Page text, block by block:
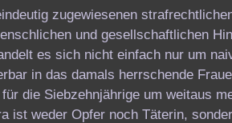
zugewiesenen
und gesellschaftlichen
es sich nicht einfach nur um
in das damals herrschende
die Siebzehnjährige um weitaus
ist weder Opfer noch Täterin,